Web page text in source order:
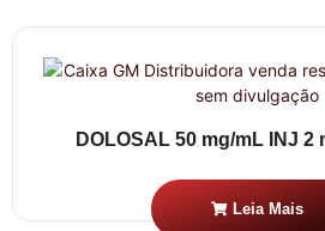
DOLOSAL 50 mg/mL INJ 2
Leia Mais